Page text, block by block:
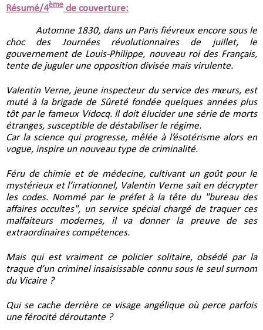
Résumé/4ème de couverture:
Automne 1830, dans un Paris fiévreux encore sous le
choc des Journées révolutionnaires de juillet, le
gouvernement de Louis-Philippe, nouveau roi des Français,
tente de juguler une opposition divisée mais virulente.
Valentin Verne, jeune inspecteur du service des mœurs, est
muté à la brigade de Sûreté fondée quelques années plus
tôt par le fameux Vidocq. Il doit élucider une série de morts
étranges, susceptible de déstabiliser le régime.
Car la science qui progresse, mêlée à l’ésotérisme alors en
vogue, inspire un nouveau type de criminalité.
Féru de chimie et de médecine, cultivant un goût pour le
mystérieux et l’irrationnel, Valentin Verne sait en décrypter
les codes. Nommé par le préfet à la tête du "bureau des
affaires occultes", un service spécial chargé de traquer ces
malfaiteurs modernes, il va donner la preuve de ses
extraordinaires compétences.
Mais qui est vraiment ce policier solitaire, obsédé par la
traque d’un criminel insaisissable connu sous le seul surnom
du Vicaire ?
Qui se cache derrière ce visage angélique où perce parfois
une férocité déroutante ?